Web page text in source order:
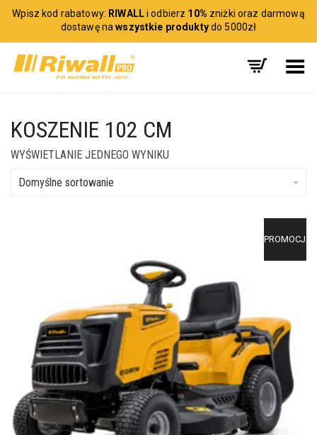
Wpisz kod rabatowy: RIWALLi odbierz 10% zniżki oraz darmową
dostawę nawszystkie produktydo 5000zł
Toggle Menu
KOSZENIE 102 CM
WYŚWIETLANIE JEDNEGO WYNIKU
Domyślne sortowanie
PROMOCJA!